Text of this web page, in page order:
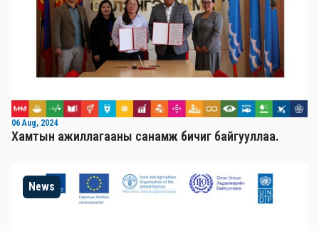
06 Aug, 2024
Хамтын ажиллагааны санамж бичиг байгууллаа.
News